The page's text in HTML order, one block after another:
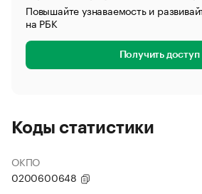
Повышайте узнаваемость и
на РБК
Получить доступ
Коды статистики
ОКПО
0200600648